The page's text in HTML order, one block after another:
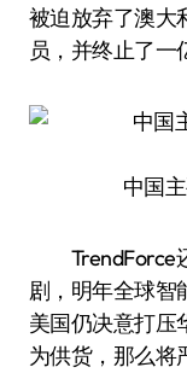
被迫放弃了澳大
员，并终止了一
中国
TrendForce
剧，明年全球智
美国仍决意打压
为供货，那么将